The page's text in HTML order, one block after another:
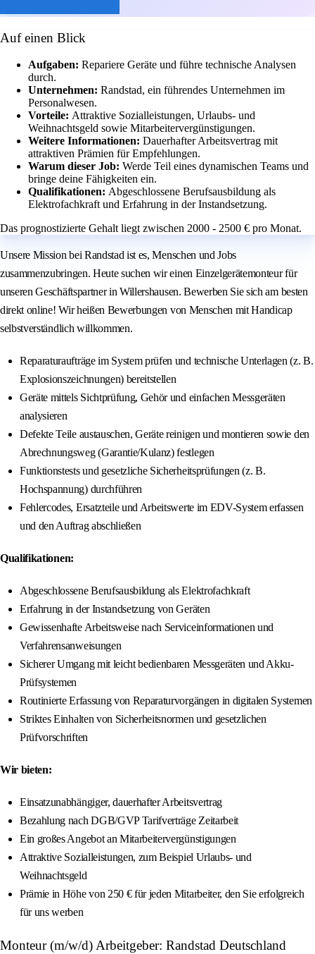
Auf einen Blick
Aufgaben: Repariere Geräte und führe technische Analysen
durch.
Unternehmen: Randstad, ein führendes Unternehmen im
Personalwesen.
Vorteile: Attraktive Sozialleistungen, Urlaubs- und
Weihnachtsgeld sowie Mitarbeitervergünstigungen.
Weitere Informationen: Dauerhafter Arbeitsvertrag mit
attraktiven Prämien für Empfehlungen.
Warum dieser Job: Werde Teil eines dynamischen Teams und
bringe deine Fähigkeiten ein.
Qualifikationen: Abgeschlossene Berufsausbildung als
Elektrofachkraft und Erfahrung in der Instandsetzung.
Das prognostizierte Gehalt liegt zwischen 2000 - 2500 € pro Monat.
Unsere Mission bei Randstad ist es, Menschen und Jobs
zusammenzubringen. Heute suchen wir einen Einzelgerätemonteur für
unseren Geschäftspartner in Willershausen. Bewerben Sie sich am besten
direkt online! Wir heißen Bewerbungen von Menschen mit Handicap
selbstverständlich willkommen.
Reparaturaufträge im System prüfen und technische Unterlagen (z. B.
Explosionszeichnungen) bereitstellen
Geräte mittels Sichtprüfung, Gehör und einfachen Messgeräten
analysieren
Defekte Teile austauschen, Geräte reinigen und montieren sowie den
Abrechnungsweg (Garantie/Kulanz) festlegen
Funktionstests und gesetzliche Sicherheitsprüfungen (z. B.
Hochspannung) durchführen
Fehlercodes, Ersatzteile und Arbeitswerte im EDV-System erfassen
und den Auftrag abschließen
Qualifikationen:
Abgeschlossene Berufsausbildung als Elektrofachkraft
Erfahrung in der Instandsetzung von Geräten
Gewissenhafte Arbeitsweise nach Serviceinformationen und
Verfahrensanweisungen
Sicherer Umgang mit leicht bedienbaren Messgeräten und Akku-
Prüfsystemen
Routinierte Erfassung von Reparaturvorgängen in digitalen Systemen
Striktes Einhalten von Sicherheitsnormen und gesetzlichen
Prüfvorschriften
Wir bieten:
Einsatzunabhängiger, dauerhafter Arbeitsvertrag
Bezahlung nach DGB/GVP Tarifverträge Zeitarbeit
Ein großes Angebot an Mitarbeitervergünstigungen
Attraktive Sozialleistungen, zum Beispiel Urlaubs- und
Weihnachtsgeld
Prämie in Höhe von 250 € für jeden Mitarbeiter, den Sie erfolgreich
für uns werben
Monteur (m/w/d) Arbeitgeber: Randstad Deutschland